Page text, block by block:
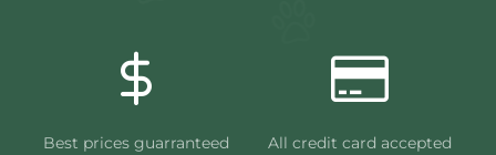
Best prices guarranteed All credit card accepted